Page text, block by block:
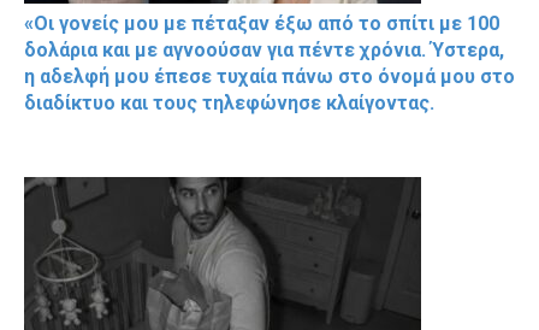
«Οι γονείς μου με πέταξαν έξω από το σπίτι με 100
δολάρια και με αγνοούσαν για πέντε χρόνια. Ύστερα,
η αδελφή μου έπεσε τυχαία πάνω στο όνομά μου στο
διαδίκτυο και τους τηλεφώνησε κλαίγοντας.